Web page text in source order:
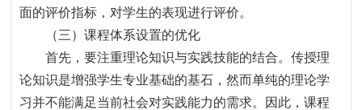
面的评价指标 ， 对学生的表现进行评价。
（三）课程体系设置的优化
首先，要注重理论知识与实践技能的结合。传授理
论知识是增强学生专业基础的基石 ，然而单纯的理论学
习并不能满足当前社会对实践能力的需求。因此，课程